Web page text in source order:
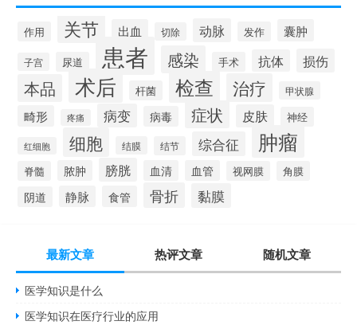
作用 关节 出血 切除 动脉 发作 囊肿
子宫 尿道 患者 感染 手术 抗体 损伤
本品 术后 杆菌 检查 治疗 甲状腺
畸形 疼痛 病变 病毒 症状 皮肤 神经
红细胞 细胞 结膜 结节 综合征 肿瘤
脊髓 脓肿 膀胱 血清 血管 视网膜 角膜
阴道 静脉 食管 骨折 黏膜
最新文章 热评文章 随机文章
医学知识是什么
医学知识在医疗行业的应用